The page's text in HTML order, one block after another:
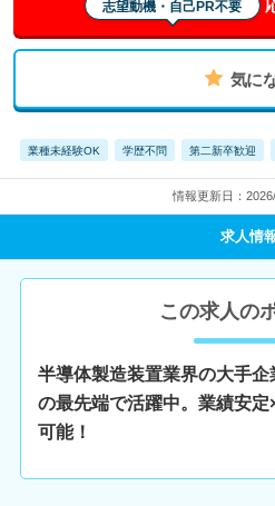
志望動機・自己PR不要
気に
業種未経験OK 学歴不問 第二新卒歓迎
情報更新日：
求人情
この求人の
半導体製造装置業界の大手企
の最先端で活躍中。業績安
可能！